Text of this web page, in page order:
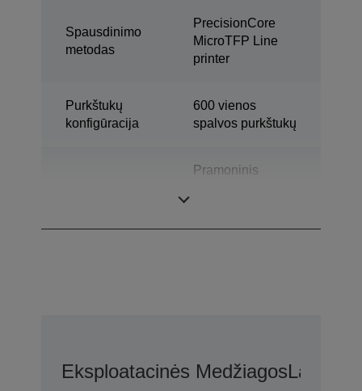
Spausdinimo
metodas
PrecisionCore
MicroTFP Line
printer
Purkštukų
konfigūracija
600 vienos
spalvos purkštukų
Pramoninis
Eksploatacinės Medžiagos